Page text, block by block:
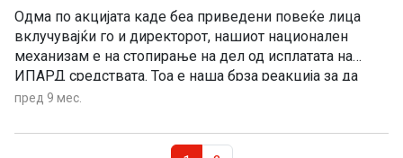
Одма по акцијата каде беа приведени повеќе лица
вклучувајќи го и директорот, нашиот национален
механизам е на стопирање на дел од исплатата на
ИПАРД средствата. Тоа е наша брза реакција за да
провериме што во суштина се случувало во самата
шумарство и водостопанство, Цветан Трипуновски.
пред 9 мес.